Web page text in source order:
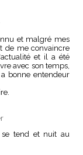
et malgré mes
de me convaincre
et il a été
avec son temps,
bonne entendeur
se tend et nuit au